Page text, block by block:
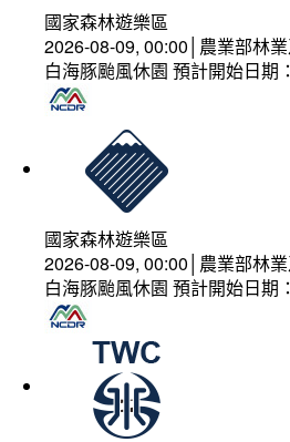
國家森林遊樂區
2026-08-09, 00:00│農業部林
白海豚颱風休園 預計開始日
國家森林遊樂區
2026-08-09, 00:00│農業部林
白海豚颱風休園 預計開始日